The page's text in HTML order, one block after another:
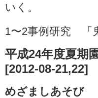
いく。
1〜2事例研究 「
平成24年度夏期
[2012-08-21,22]
めざましあそび